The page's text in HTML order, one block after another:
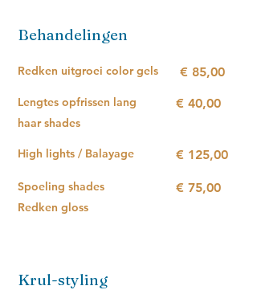
Behandelingen
Redken uitgroei color gels € 85,00
Lengtes opfrissen lang
haar shades
€ 40,00
High lights / Balayage € 125,00
Spoeling shades
Redken gloss
€ 75,00
Krul-styling